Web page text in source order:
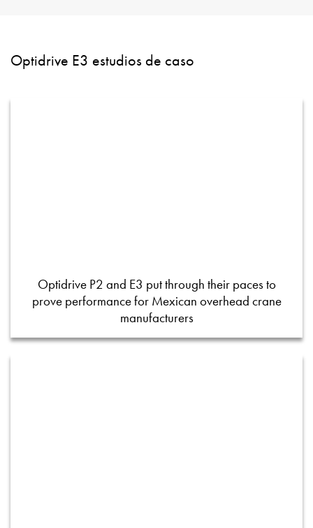
Optidrive E3 estudios de caso
Optidrive P2 and E3 put through their paces to
prove performance for Mexican overhead crane
manufacturers